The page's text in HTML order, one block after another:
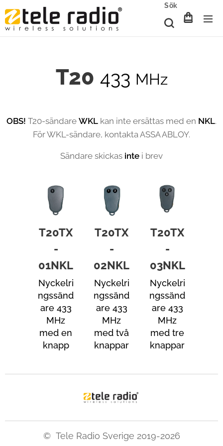
Sök
T20 433 MHz
OBS! T20-sändare WKL kan inte ersättas med en NKL.
För WKL-sändare, kontakta ASSA ABLOY.
Sändare skickas inte i brev
T20TX
-
01NKL
Nyckelri
ngssänd
are 433
MHz
med en
knapp
T20TX
-
02NKL
Nyckelri
ngssänd
are 433
MHz
med två
knappar
T20TX
-
03NKL
Nyckelri
ngssänd
are 433
MHz
med tre
knappar
© Tele Radio Sverige 2019-2026